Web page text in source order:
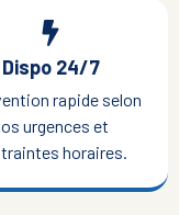
Dispo 24/7
rapide selon
urgences et
horaires.